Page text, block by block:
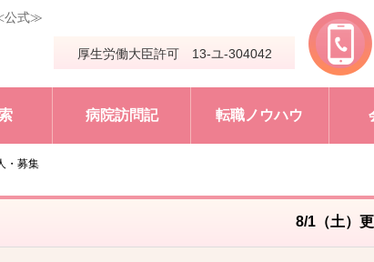
公式≫
厚生労働大臣許可 13-ユ-304042
病院訪問記 転職ノウハウ
・募集
8/1（土）